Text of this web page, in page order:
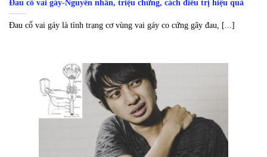
Đau cổ vai gáy-Nguyên nhân, triệu chứng, cách điều trị hiệu quả
Đau cổ vai gáy là tình trạng cơ vùng vai gáy co cứng gây đau, [...]